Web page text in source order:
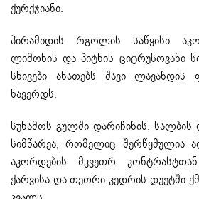
ქურქჯიანი.
პირამიდის რგოლის საწყისი
ლიმონის და პიტნის ციტრუსოვანი
სხივები ანათებს შავი
ხავერდს.
სუნამოს გულში დარიჩინის, სალბის
სიმწარეა, რომელიც შერწყმულია
აკორდების მკვეთრ
ქარვისა და თეთრი კედრის დუეტში